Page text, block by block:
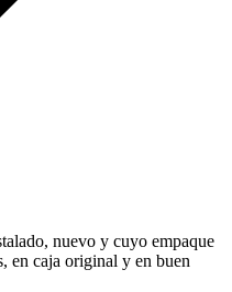
nuevo y cuyo empaque
en caja original y en buen